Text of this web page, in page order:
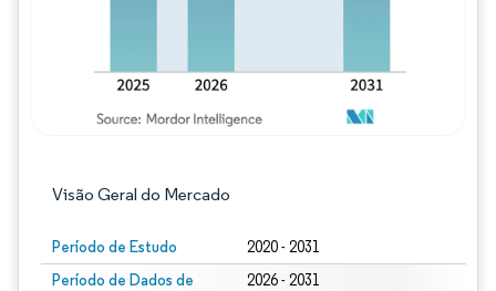
Visão Geral do Mercado
Período de Estudo 2020 - 2031
Período de Dados de
2026 - 2031